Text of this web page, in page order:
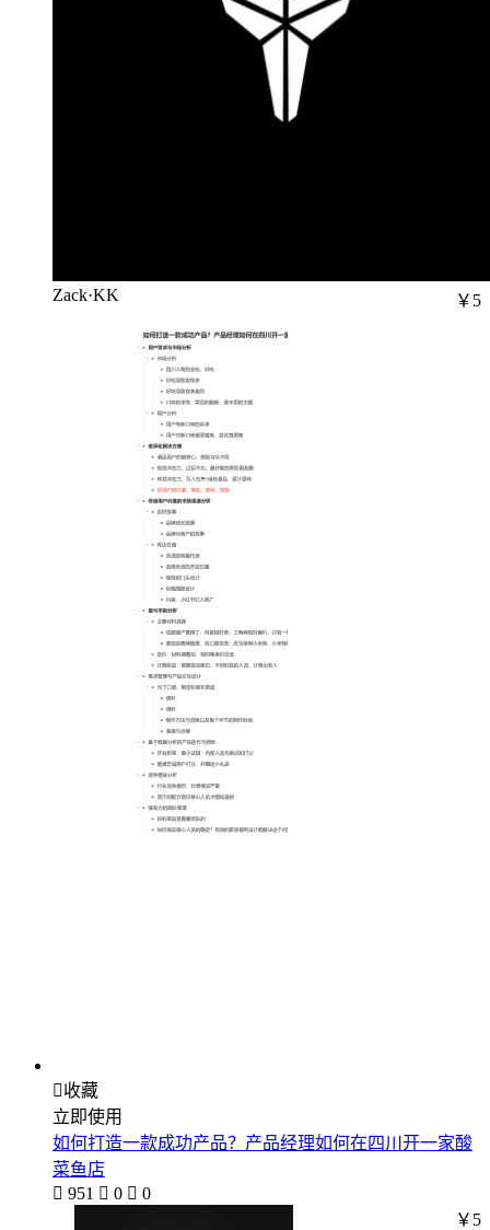
Zack·KK ￥5
收藏
立即使用
如何打造一款成功产品？产品经理如何在四川开一家酸
菜鱼店
 951  0  0
￥5